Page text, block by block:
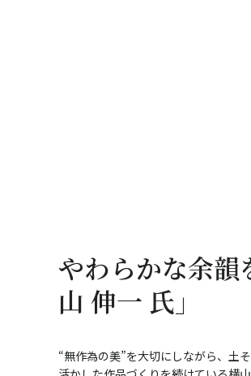
やわらかな余
山 伸一 氏」
“無作為の美”を大切にしながら、土